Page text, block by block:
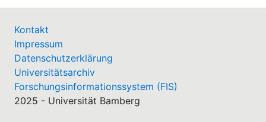
Kontakt
Impressum
Datenschutzerklärung
Universitätsarchiv
Forschungsinformationssystem (FIS)
2025 - Universität Bamberg